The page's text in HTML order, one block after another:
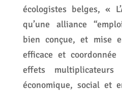
écologistes belges, «
qu’une alliance
bien conçue, et mise
efficace et
effets
économique, social et